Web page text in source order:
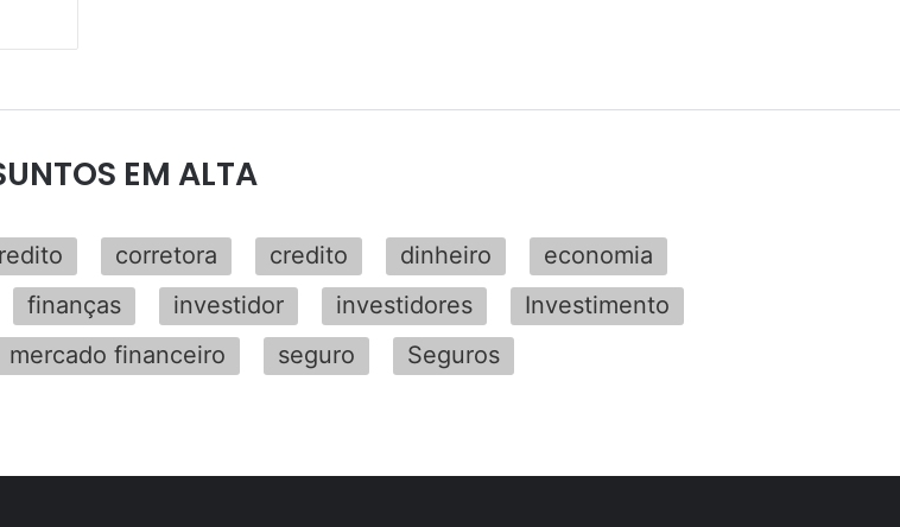
EM ALTA
corretora credito dinheiro
economia
finanças investidor investidores
Investimento
mercado financeiro seguro Seguros